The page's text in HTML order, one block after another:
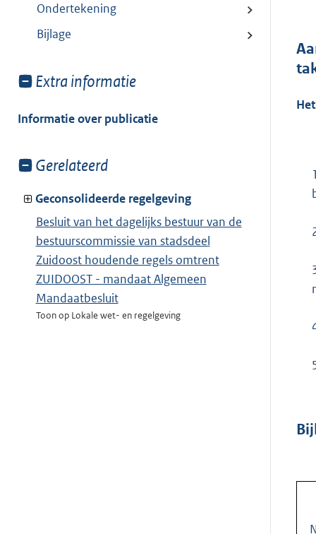
Ondertekening
Bijlage
Toon
van:
Extra informatie
Informatie over publicatie
Toon
van:
Gerelateerd
Geconsolideerde regelgeving
Besluit van het dagelijks bestuur van de
bestuurscommissie van stadsdeel
Zuidoost houdende regels omtrent
ZUIDOOST - mandaat Algemeen
Mandaatbesluit
Toon op Lokale wet- en regelgeving